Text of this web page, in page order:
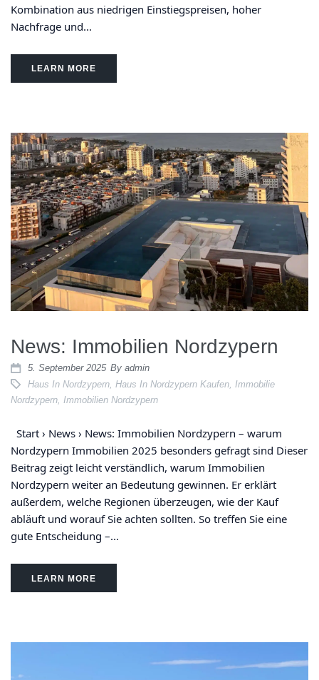
Kombination aus niedrigen Einstiegspreisen, hoher
Nachfrage und...
LEARN MORE
News: Immobilien Nordzypern
5. September 2025 By admin
Haus In Nordzypern Haus In Nordzypern Kaufen Immobilie
Nordzypern, Immobilien Nordzypern
Start › News › News: Immobilien Nordzypern – warum
Nordzypern Immobilien 2025 besonders gefragt sind Dieser
Beitrag zeigt leicht verständlich, warum Immobilien
Nordzypern weiter an Bedeutung gewinnen. Er erklärt
außerdem, welche Regionen überzeugen, wie der Kauf
abläuft und worauf Sie achten sollten. So treffen Sie eine
gute Entscheidung –...
LEARN MORE